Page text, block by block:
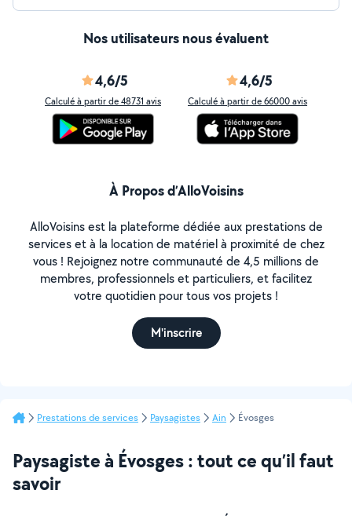
Nos utilisateurs nous évaluent
4,6/5
Calculé à partir de 48731 avis
4,6/5
Calculé à partir de 66000 avis
À Propos d’AlloVoisins
AlloVoisins est la plateforme dédiée aux prestations de
services et à la location de matériel à proximité de chez
vous ! Rejoignez notre communauté de 4,5 millions de
membres, professionnels et particuliers, et facilitez
votre quotidien pour tous vos projets !
M'inscrire
Prestations de services Paysagistes Ain Évosges
Paysagiste à Évosges : tout ce qu’il faut
savoir